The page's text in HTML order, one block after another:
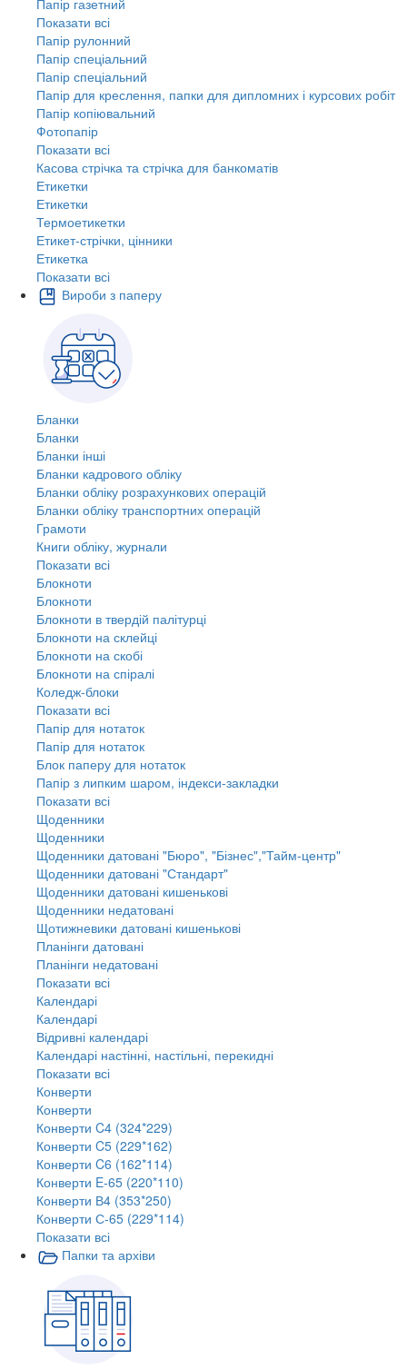
Показати всі
Папір рулонний
Папір спеціальний
Папір спеціальний
Папір для креслення, папки для дипломних і курсових робіт
Папір копіювальний
Фотопапір
Показати всі
Касова стрічка та стрічка для банкоматів
Етикетки
Етикетки
Термоетикетки
Етикет-стрічки, цінники
Етикетка
Показати всі
Вироби з паперу
Бланки
Бланки
Бланки інші
Бланки кадрового обліку
Бланки обліку розрахункових операцій
Бланки обліку транспортних операцій
Грамоти
Книги обліку, журнали
Показати всі
Блокноти
Блокноти
Блокноти в твердій палітурці
Блокноти на склейці
Блокноти на скобі
Блокноти на спіралі
Коледж-блоки
Показати всі
Папір для нотаток
Папір для нотаток
Блок паперу для нотаток
Папір з липким шаром, індекси-закладки
Показати всі
Щоденники
Щоденники
Щоденники датовані "Бюро", "Бізнес","Тайм-центр"
Щоденники датовані "Стандарт"
Щоденники датовані кишенькові
Щоденники недатовані
Щотижневики датовані кишенькові
Планінги датовані
Планінги недатовані
Показати всі
Календарі
Календарі
Відривні календарі
Календарі настінні, настільні, перекидні
Показати всі
Конверти
Конверти
Конверти C4 (324*229)
Конверти C5 (229*162)
Конверти C6 (162*114)
Конверти E-65 (220*110)
Конверти В4 (353*250)
Конверти С-65 (229*114)
Показати всі
Папки та архіви